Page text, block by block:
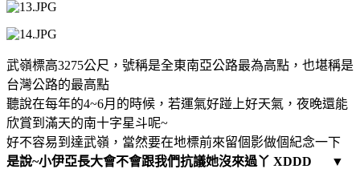
武嶺標高3275公尺，號稱是全東南亞公路最為高點，也堪稱是
台灣公路的最高點
聽說在每年的4~6月的時候，若運氣好踫上好天氣，夜晚還能
欣賞到滿天的南十字星斗呢~
好不容易到達武嶺，當然要在地標前來留個影做個紀念一下
是說~小伊亞長大會不會跟我們抗議她沒來過丫 XDDD
▼